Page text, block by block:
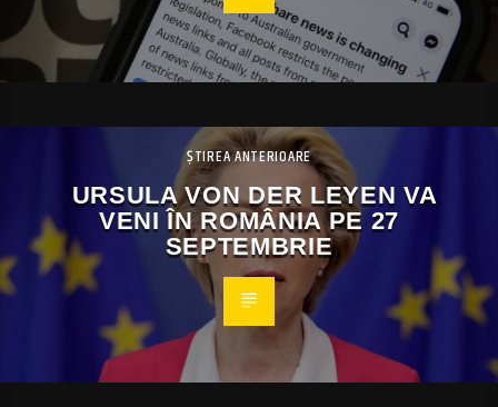
ȘTIREA ANTERIOARE
URSULA VON DER LEYEN VA
VENI ÎN ROMÂNIA PE 27
SEPTEMBRIE